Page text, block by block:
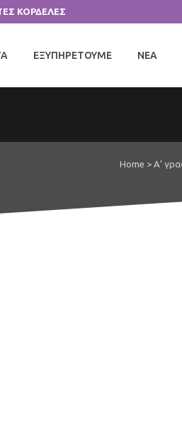
ΚΟΡΔΕΛΕΣ
ΕΞΥΠΗΡΕΤΟΥΜΕ ΝΕΑ
Home > Α’